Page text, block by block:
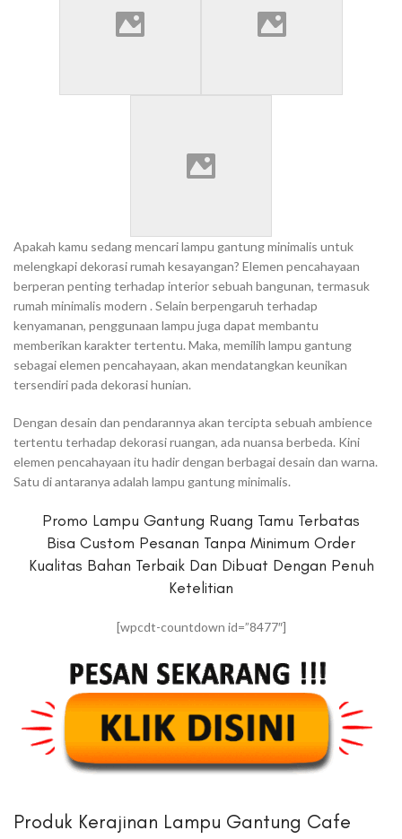
Apakah kamu sedang mencari lampu gantung minimalis untuk
melengkapi dekorasi rumah kesayangan? Elemen pencahayaan
berperan penting terhadap interior sebuah bangunan, termasuk
rumah minimalis modern . Selain berpengaruh terhadap
kenyamanan, penggunaan lampu juga dapat membantu
memberikan karakter tertentu. Maka, memilih lampu gantung
sebagai elemen pencahayaan, akan mendatangkan keunikan
tersendiri pada dekorasi hunian.
Dengan desain dan pendarannya akan tercipta sebuah ambience
tertentu terhadap dekorasi ruangan, ada nuansa berbeda. Kini
elemen pencahayaan itu hadir dengan berbagai desain dan warna.
Satu di antaranya adalah lampu gantung minimalis.
Promo Lampu Gantung Ruang Tamu Terbatas
Bisa Custom Pesanan Tanpa Minimum Order
Kualitas Bahan Terbaik Dan Dibuat Dengan Penuh
Ketelitian
[wpcdt-countdown id=”8477″]
Produk Kerajinan Lampu Gantung Cafe